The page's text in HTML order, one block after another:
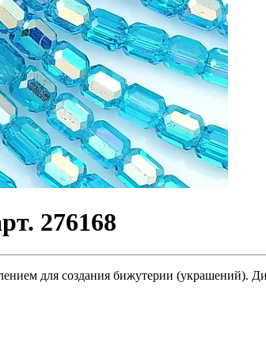
276168
для создания бижутерии (украшений).